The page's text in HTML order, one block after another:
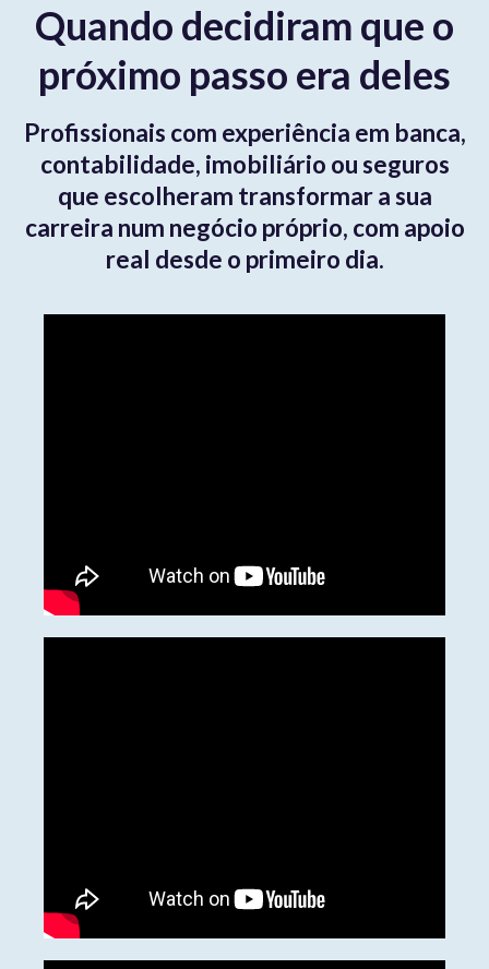
Quando decidiram que o
próximo passo era deles
Profissionais com experiência em banca,
contabilidade, imobiliário ou seguros
que escolheram transformar a sua
carreira num negócio próprio, com apoio
real desde o primeiro dia.